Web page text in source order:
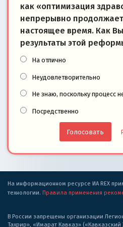
как «оптимизация
непрерывно
настоящее время. Как
результаты этой
На отлично
Неудовлетворительно
Не знаю, поскольку процесс
Посредственно
На информационном ресурсе ИА REX
технологии. Правила применения
В России запрещены организации
Тахрир», «Имарат Кавказ»